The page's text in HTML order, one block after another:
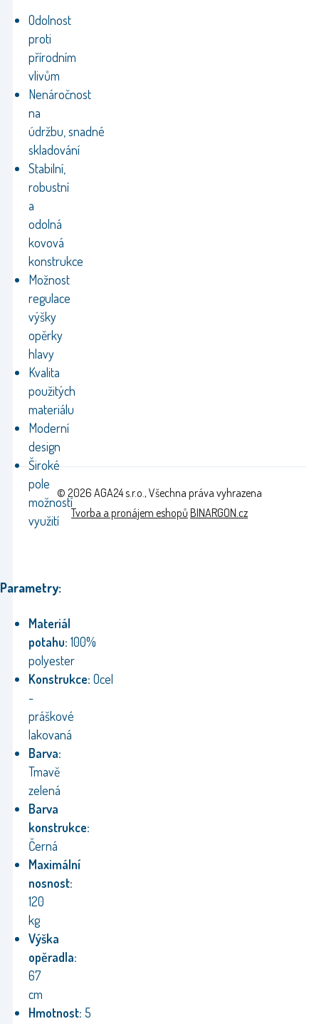
Odolnost
proti
přírodním
vlivům
Nenáročnost
na
údržbu, snadné
skladování
Stabilní,
robustní
a
odolná
kovová
konstrukce
Možnost
regulace
výšky
opěrky
hlavy
Kvalita
použitých
materiálu
Moderní
design
Široké
pole
možností
využití
Parametry:
Materiál
potahu: 100%
polyester
Konstrukce: Ocel
-
práškové
lakovaná
Barva:
Tmavě
zelená
Barva
konstrukce:
Černá
Maximální
nosnost:
120
kg
Výška
opěradla:
67
cm
Hmotnost: 5
© 2026 AGA24 s.r.o., Všechna práva vyhrazena
Tvorba a pronájem eshopů BINARGON.cz